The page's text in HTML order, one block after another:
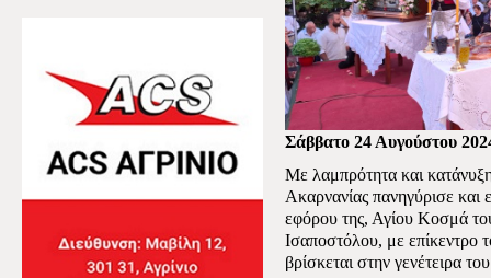
Σάββατο 24 Αυγούστου
Με λαμπρότητα και
Ακαρνανίας πανηγύρισε και
εφόρου της, Αγίου Κοσμά
Ισαποστόλου, με
βρίσκεται στην γενέτειρα